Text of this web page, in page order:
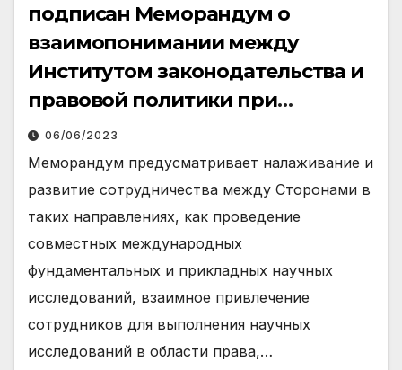
подписан Меморандум о
взаимопонимании между
Институтом законодательства и
правовой политики при
Президенте Республики
Узбекистан и российским
Институтом региональных
экономических исследований.
06/06/2023
Меморандум предусматривает налаживание и
развитие сотрудничества между Сторонами в
таких направлениях, как проведение
совместных международных
фундаментальных и прикладных научных
исследований, взаимное привлечение
сотрудников для выполнения научных
исследований в области права,…